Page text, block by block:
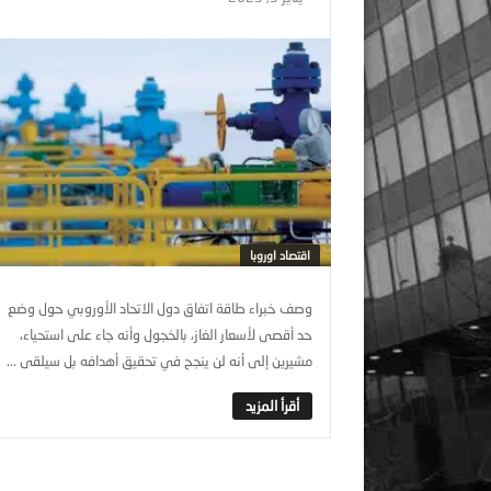
اقتصاد اوروبا
وصف خبراء طاقة اتفاق دول الاتحاد الأوروبي حول وضع
حد أقصى لأسعار الغاز، بالخجول وأنه جاء على استحياء،
مشيرين إلى أنه لن ينجح في تحقيق أهدافه بل سيلقى ...